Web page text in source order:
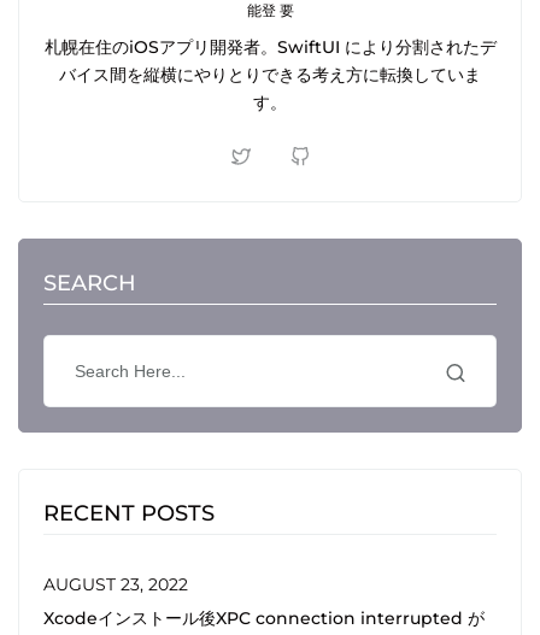
能登 要
札幌在住のiOSアプリ開発者。SwiftUI により分割されたデ
バイス間を縦横にやりとりできる考え方に転換していま
す。
SEARCH
RECENT POSTS
AUGUST 23, 2022
Xcodeインストール後XPC connection interrupted が